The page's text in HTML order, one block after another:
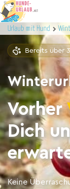
Urlaub mit Hund
Bereits über
Vorher
Dich
Keine